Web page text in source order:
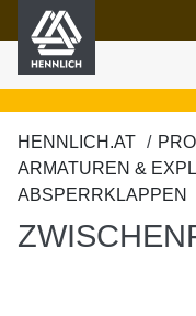
springen
HENNLICH.AT
ARMATUREN &
ABSPERRKLAPPEN